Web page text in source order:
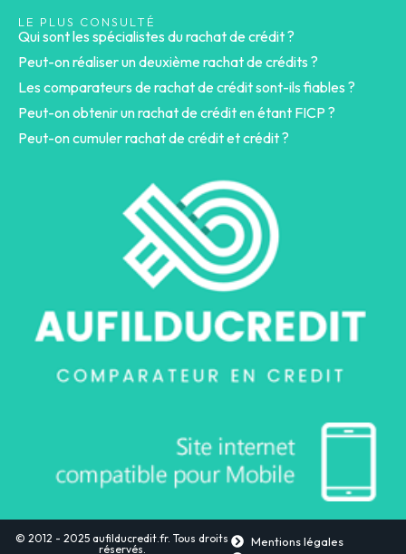
LE PLUS CONSULTÉ
Qui sont les spécialistes du rachat de crédit ?
Peut-on réaliser un deuxième rachat de crédits ?
Les comparateurs de rachat de crédit sont-ils fiables ?
Peut-on obtenir un rachat de crédit en étant FICP ?
Peut-on cumuler rachat de crédit et crédit ?
© 2012 - 2025 aufilducredit.fr. Tous droits
réservés.
Mentions légales